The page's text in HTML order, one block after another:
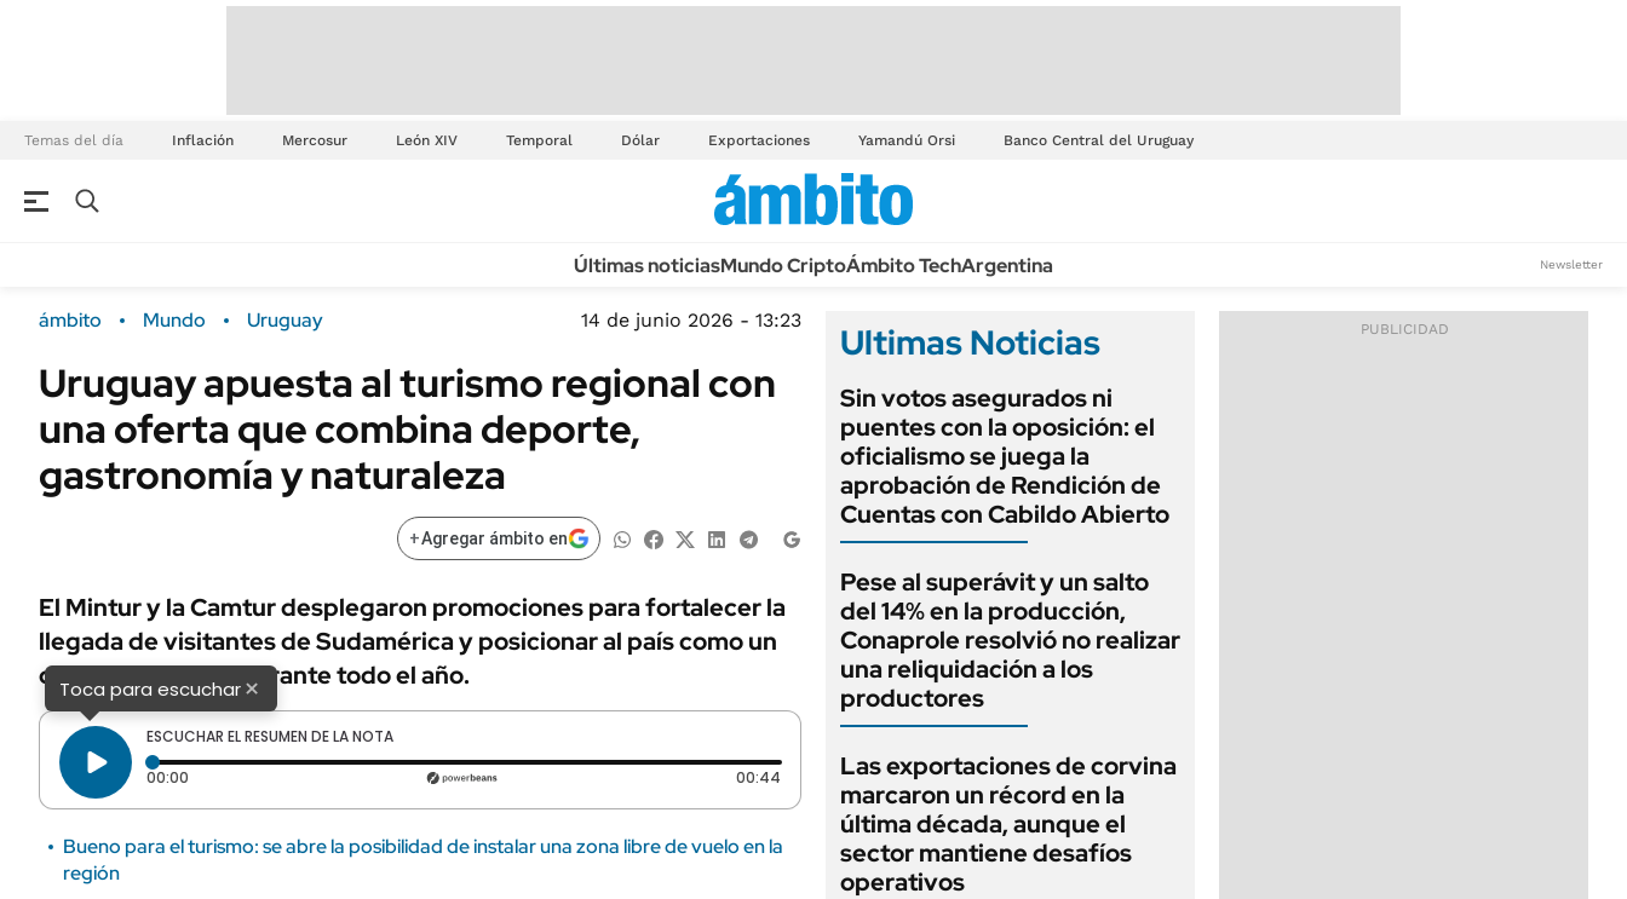
Temas del día Inflación Mercosur León XIV Temporal Dólar Exportaciones Yamandú Orsi Banco Central del Uruguay
Últimas noticiasMundo CriptoÁmbito TechArgentina Newsletter
ámbito Mundo Uruguay 14 de junio 2026 - 13:23
Uruguay apuesta al turismo regional con
una oferta que combina deporte,
gastronomía y naturaleza
+Agregar ámbito en
El Mintur y la Camtur desplegaron promociones para fortalecer la
llegada de visitantes de Sudamérica y posicionar al país como un
destino atractivo durante todo el año.
Toca para escuchar×
ESCUCHAR EL RESUMEN DE LA NOTA
00:00 Tiempo transcurrido: 0 segundos 00:44 Duración: 44 segundos
Bueno para el turismo: se abre la posibilidad de instalar una zona libre de vuelo en la
región
Ultimas Noticias
Sin votos asegurados ni
puentes con la oposición: el
oficialismo se juega la
aprobación de Rendición de
Cuentas con Cabildo Abierto
Pese al superávit y un salto
del 14% en la producción,
Conaprole resolvió no realizar
una reliquidación a los
productores
Las exportaciones de corvina
marcaron un récord en la
última década, aunque el
sector mantiene desafíos
operativos